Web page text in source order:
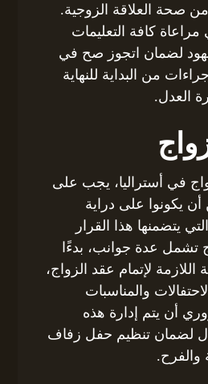
صحة العلاقة الزوجية.
كافة التعليمات
لضمان اتجوز صح في
من البداية للنهاية
العدل.
في أستراليا، يجب على
أن يكونوا على دراية
يتضمنها هذا القرار
تشمل عدة جوانب، بدءًا
اللازمة لإتمام عقد الزواج،
والمناسبات
أن يتم إدارة هذه
لضمان تنظيم حفل زفاف
والفرح.